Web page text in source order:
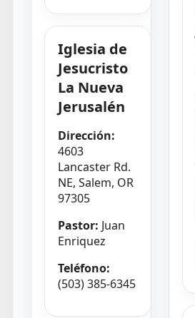
Iglesia de
Jesucristo
La Nueva
Jerusalén
Dirección:
4603
Lancaster Rd.
NE, Salem, OR
97305
Pastor: Juan
Enriquez
Teléfono:
(503) 385-6345